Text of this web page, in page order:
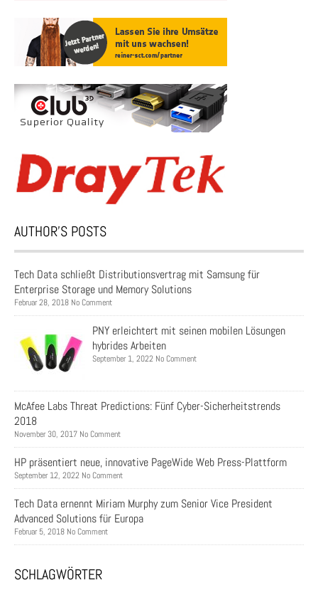
AUTHOR’S POSTS
Tech Data schließt Distributionsvertrag mit Samsung für
Enterprise Storage und Memory Solutions
Februar 28, 2018 No Comment
PNY erleichtert mit seinen mobilen Lösungen
hybrides Arbeiten
September 1, 2022 No Comment
McAfee Labs Threat Predictions: Fünf Cyber-Sicherheitstrends
2018
November 30, 2017 No Comment
HP präsentiert neue, innovative PageWide Web Press-Plattform
September 12, 2022 No Comment
Tech Data ernennt Miriam Murphy zum Senior Vice President
Advanced Solutions für Europa
Februar 5, 2018 No Comment
SCHLAGWÖRTER